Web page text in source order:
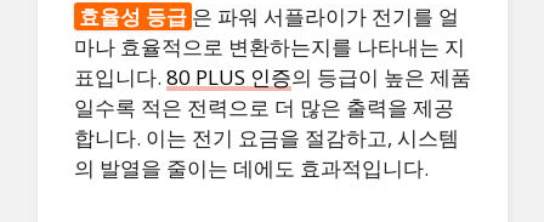
효율성 등급 은 파워 서플라이가 전기를 얼
마나 효율적으로 변환하는지를 나타내는 지
표입니다. 80 PLUS 인증의 등급이 높은 제품
일수록 적은 전력으로 더 많은 출력을 제공
합니다. 이는 전기 요금을 절감하고, 시스템
의 발열을 줄이는 데에도 효과적입니다.